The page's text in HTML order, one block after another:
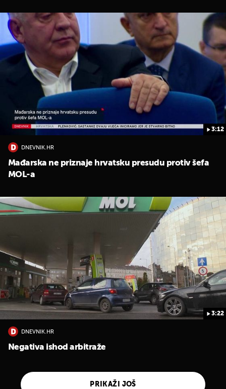
3:12
DNEVNIK.HR
Mađarska ne priznaje hrvatsku presudu protiv šefa
MOL-a
3:22
DNEVNIK.HR
Negativa ishod arbitraže
PRIKAŽI JOŠ